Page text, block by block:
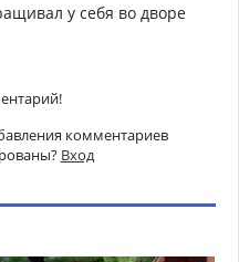
у себя во дворе
комментариев
Вход